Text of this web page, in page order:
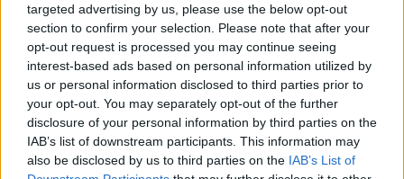
targeted advertising by us, please use the below opt-out
section to confirm your selection. Please note that after your
opt-out request is processed you may continue seeing
interest-based ads based on personal information utilized by
us or personal information disclosed to third parties prior to
your opt-out. You may separately opt-out of the further
disclosure of your personal information by third parties on the
IAB’s list of downstream participants. This information may
also be disclosed by us to third parties on the IAB’s List of